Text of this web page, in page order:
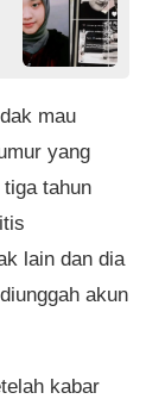
mau
yang
tahun
lain dan dia
akun
kabar